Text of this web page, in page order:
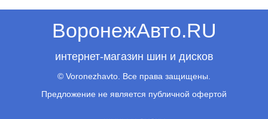
ВоронежАвто.RU
интернет-магазин шин и дисков
© Voronezhavto. Все права защищены.
Предложение не является публичной офертой